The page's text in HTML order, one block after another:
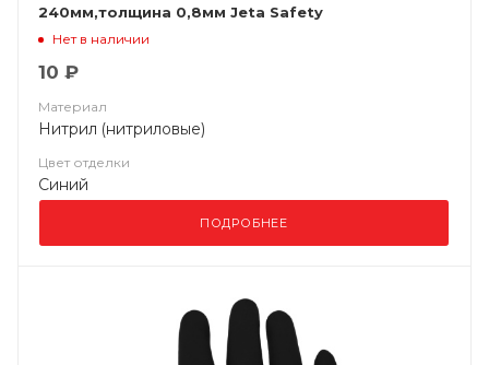
240мм,толщина 0,8мм Jeta Safety
Нет в наличии
10 ₽
Материал
Нитрил (нитриловые)
Цвет отделки
Синий
ПОДРОБНЕЕ